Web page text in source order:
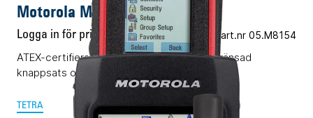
Motorola MTP8500Ex TETRA
Logga in för pris Vårt art.nr 05.M8154
ATEX-certifierad TETRA-terminal med begränsad
knappsats och dubbla displayer.
TETRA